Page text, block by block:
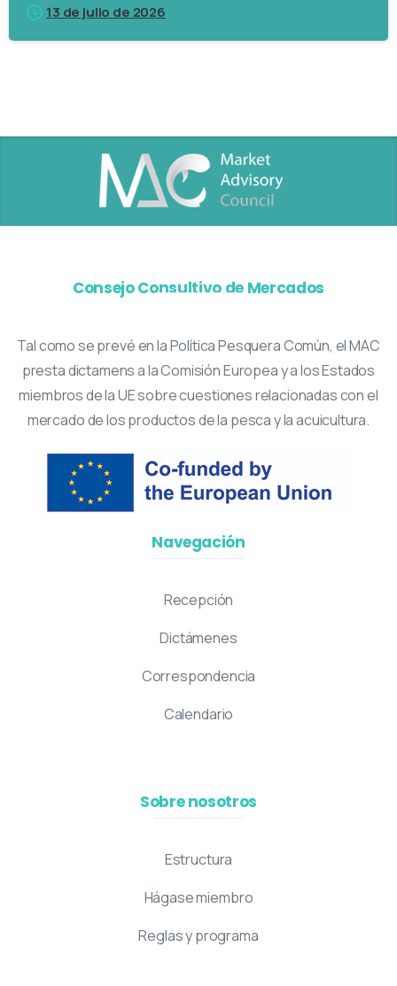
13 de julio de 2026
Consejo Consultivo de Mercados
Tal como se prevé en la Política Pesquera Común, el MAC
presta dictamens a la Comisión Europea y a los Estados
miembros de la UE sobre cuestiones relacionadas con el
mercado de los productos de la pesca y la acuicultura.
Navegación
Recepción
Dictámenes
Correspondencia
Calendario
Sobre nosotros
Estructura
Hágase miembro
Reglas y programa